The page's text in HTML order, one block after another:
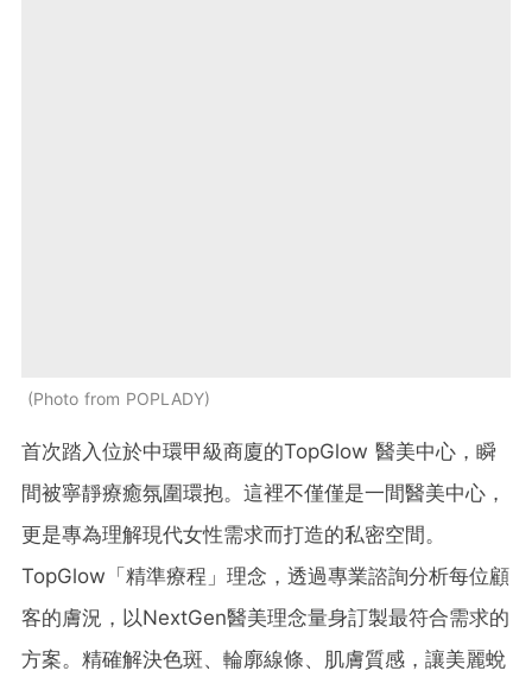
Photo from POPLADY
首次踏入位於中環甲級商廈的TopGlow 醫美中心，瞬
間被寧靜療癒氛圍環抱。這裡不僅僅是一間醫美中心，
更是專為理解現代女性需求而打造的私密空間。
TopGlow「精準療程」理念，透過專業諮詢分析每位顧
客的膚況，以NextGen醫美理念量身訂製最符合需求的
方案。精確解決色斑、輪廓線條、肌膚質感，讓美麗蛻